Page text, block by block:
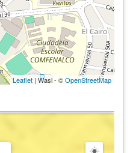
Leaflet | Wasi - ©OpenStreetMap